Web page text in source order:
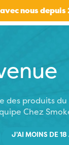
des produits
Chez
J'AI MOINS DE 18
nous depuis